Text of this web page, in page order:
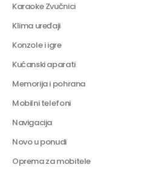
Karaoke Zvučnici
Klima uređaji
Konzole i igre
Kućanski aparati
Memorija i pohrana
Mobilni telefoni
Navigacija
Novo u ponudi
Oprema za mobitele